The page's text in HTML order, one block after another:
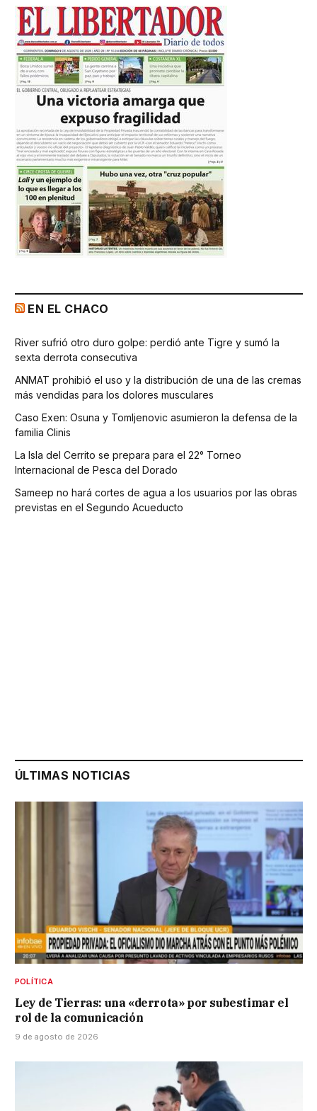
EN EL CHACO
River sufrió otro duro golpe: perdió ante Tigre y sumó la
sexta derrota consecutiva
ANMAT prohibió el uso y la distribución de una de las cremas
más vendidas para los dolores musculares
Caso Exen: Osuna y Tomljenovic asumieron la defensa de la
familia Clinis
La Isla del Cerrito se prepara para el 22° Torneo
Internacional de Pesca del Dorado
Sameep no hará cortes de agua a los usuarios por las obras
previstas en el Segundo Acueducto
ÚLTIMAS NOTICIAS
POLÍTICA
Ley de Tierras: una «derrota» por subestimar el
rol de la comunicación
9 de agosto de 2026